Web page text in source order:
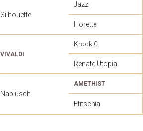
Silhouette
Jazz
Horette
VIVALDI
Krack C
Renate-Utopia
Nablusch
AMETHIST
Etitschia